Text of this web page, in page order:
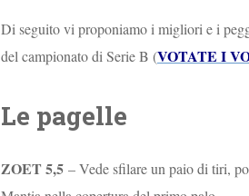
Di seguito vi proponiamo i migliori e i
del campionato di Serie B (VOTATE I
Le pagelle
ZOET 5,5 – Vede sfilare un paio di tiri,